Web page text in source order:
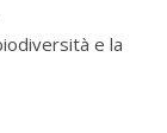
e la